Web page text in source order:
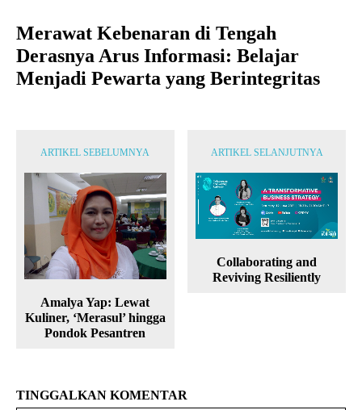
Merawat Kebenaran di Tengah
Derasnya Arus Informasi: Belajar
Menjadi Pewarta yang Berintegritas
ARTIKEL SEBELUMNYA
Amalya Yap: Lewat
Kuliner, ‘Merasul’ hingga
Pondok Pesantren
ARTIKEL SELANJUTNYA
Collaborating and
Reviving Resiliently
TINGGALKAN KOMENTAR